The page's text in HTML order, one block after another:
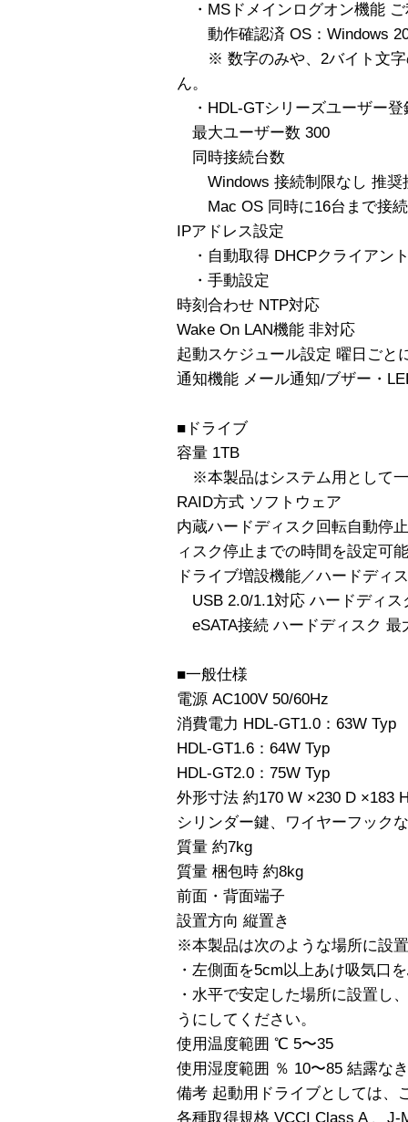
・MSドメインログオン機能
動作確認済 OS：Windows
※ 数字のみや、2バイト文字
ん。
・HDL-GTシリーズユーザー登
最大ユーザー数 300
同時接続台数
Windows 接続制限なし 推奨
Mac OS 同時に16台まで接続
IPアドレス設定
・自動取得 DHCPクライアン
・手動設定
時刻合わせ NTP対応
Wake On LAN機能 非対応
起動スケジュール設定 曜日ごと
通知機能 メール通知/ブザー・
■ドライブ
容量 1TB
※本製品はシステム用として
RAID方式 ソフトウェア
内蔵ハードディスク回転自動停
ィスク停止までの時間を設定可能
ドライブ増設機能／ハードディ
USB 2.0/1.1対応 ハードディス
eSATA接続 ハードディスク 最
■一般仕様
電源 AC100V 50/60Hz
消費電力 HDL-GT1.0：63W Typ
HDL-GT1.6：64W Typ
HDL-GT2.0：75W Typ
外形寸法 約170 W ×230 D ×183
シリンダー鍵、ワイヤーフック
質量 約7kg
質量 梱包時 約8kg
前面・背面端子
設置方向 縦置き
※本製品は次のような場所に設
・左側面を5cm以上あけ吸気口
・水平で安定した場所に設置し
うにしてください。
使用温度範囲 ℃ 5〜35
使用湿度範囲 ％ 10〜85 結露な
備考 起動用ドライブとしては、
各種取得規格 VCCI Class A 、